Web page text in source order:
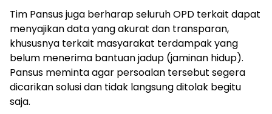
Tim Pansus juga berharap seluruh OPD terkait dapat
menyajikan data yang akurat dan transparan,
khususnya terkait masyarakat terdampak yang
belum menerima bantuan jadup (jaminan hidup).
Pansus meminta agar persoalan tersebut segera
dicarikan solusi dan tidak langsung ditolak begitu
saja.